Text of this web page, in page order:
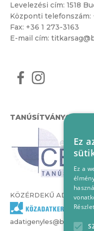
Levelezési cím: 1518
Központi telefonszám:
Fax: +36 1 273-3163
E-mail cím:
TANÚSÍTVÁNYOK
KÖZÉRDEKŰ ADATOK
adatigenyles@bvcs.hu
Ez
Ez a